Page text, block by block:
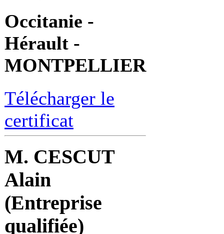
Occitanie -
Hérault -
MONTPELLIER
Télécharger le
certificat
M. CESCUT
Alain
(Entreprise
qualifiée)